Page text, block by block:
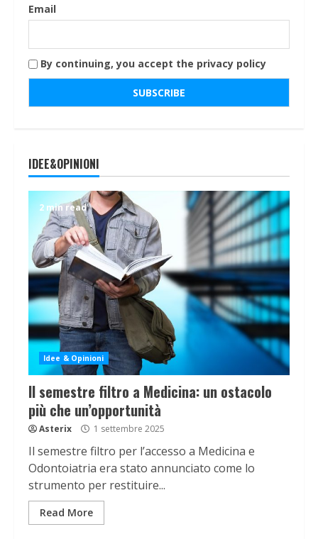
Email
By continuing, you accept the privacy policy
IDEE&OPINIONI
2 min read
Idee & Opinioni
Il semestre filtro a Medicina: un ostacolo
più che un’opportunità
Asterix 1 settembre 2025
Il semestre filtro per l’accesso a Medicina e
Odontoiatria era stato annunciato come lo
strumento per restituire...
Read More